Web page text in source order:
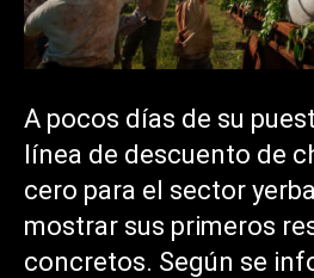
A pocos días de su
línea de descuento de
cero para el sector
mostrar sus primeros
concretos. Según se